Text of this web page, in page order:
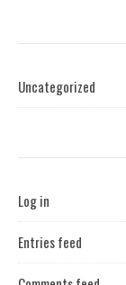
Uncategorized
Log in
Entries feed